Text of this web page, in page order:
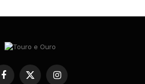
Facebook
X
Instagram